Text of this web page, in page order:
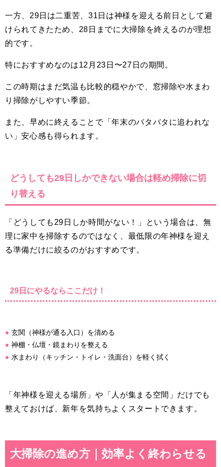
一方、29日は二重苦、31日は神様を迎える前日として避
けられてきたため、28日までに大掃除を終えるのが理想
的です。
特におすすめなのは12月23日〜27日の期間。
この時期はまだ気温も比較的穏やかで、窓掃除や水まわ
り掃除がしやすい季節。
また、早めに終えることで「年末のバタバタに追われな
い」安心感も得られます。
どうしても29日しかできない場合は軽め掃除に切
り替える
「どうしても29日しか時間がない！」という場合は、無
理に家中を掃除するのではなく、最低限の年神様を迎え
る準備だけに絞るのがおすすめです。
29日にやるならここだけ！
玄関（神様が通る入口）を清める
神棚・仏壇・鏡まわりを整える
水まわり（キッチン・トイレ・洗面台）を軽く拭く
「年神様を迎える場所」や「人が集まる空間」だけでも
整えておけば、新年を気持ちよくスタートできます。
大掃除の進め方｜効率よく終わらせる